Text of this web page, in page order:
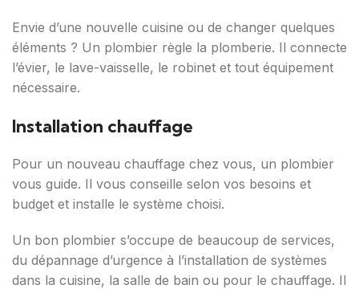
Envie d’une nouvelle cuisine ou de changer quelques
éléments ? Un plombier règle la plomberie. Il connecte
l’évier, le lave-vaisselle, le robinet et tout équipement
nécessaire.
Installation chauffage
Pour un nouveau chauffage chez vous, un plombier
vous guide. Il vous conseille selon vos besoins et
budget et installe le système choisi.
Un bon plombier s’occupe de beaucoup de services,
du dépannage d’urgence à l’installation de systèmes
dans la cuisine, la salle de bain ou pour le chauffage. Il